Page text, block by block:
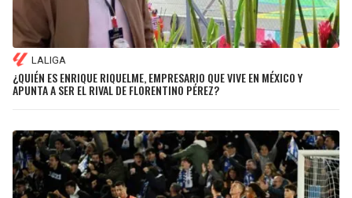
LALIGA
¿QUIÉN ES ENRIQUE RIQUELME, EMPRESARIO QUE VIVE EN MÉXICO Y
APUNTA A SER EL RIVAL DE FLORENTINO PÉREZ?